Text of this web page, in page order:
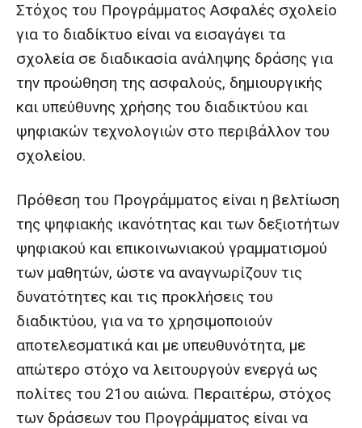
Στόχος του Προγράμματος Ασφαλές σχολείο
για το διαδίκτυο είναι να εισαγάγει τα
σχολεία σε διαδικασία ανάληψης δράσης για
την προώθηση της ασφαλούς, δημιουργικής
και υπεύθυνης χρήσης του διαδικτύου και
ψηφιακών τεχνολογιών στο περιβάλλον του
σχολείου.
Πρόθεση του Προγράμματος είναι η βελτίωση
της ψηφιακής ικανότητας και των δεξιοτήτων
ψηφιακού και επικοινωνιακού γραμματισμού
των μαθητών, ώστε να αναγνωρίζουν τις
δυνατότητες και τις προκλήσεις του
διαδικτύου, για να το χρησιμοποιούν
αποτελεσματικά και με υπευθυνότητα, με
απώτερο στόχο να λειτουργούν ενεργά ως
πολίτες του 21ου αιώνα. Περαιτέρω, στόχος
των δράσεων του Προγράμματος είναι να